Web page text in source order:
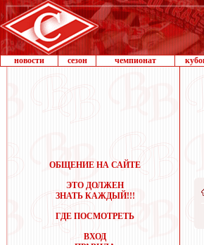
новости сезон чемпионат
ОБЩЕНИЕ НА САЙТЕ
ЭТО ДОЛЖЕН
ЗНАТЬ КАЖДЫЙ!!!
ГДЕ ПОСМОТРЕТЬ
ВХОД